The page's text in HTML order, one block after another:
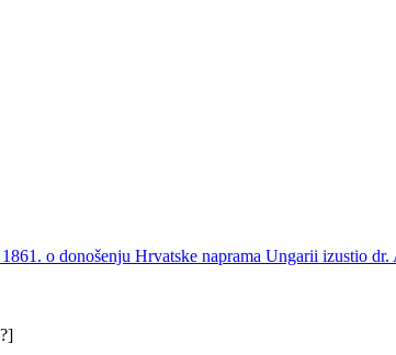
o donošenju Hrvatske naprama Ungarii izustio